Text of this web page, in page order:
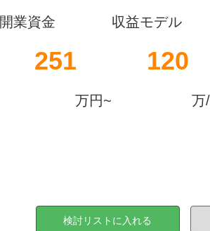
開業資金
251
万円~
収益モデル
120
万
検討リストに入れる